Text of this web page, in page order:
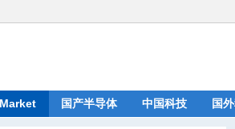
国产半导体 中国科技 国